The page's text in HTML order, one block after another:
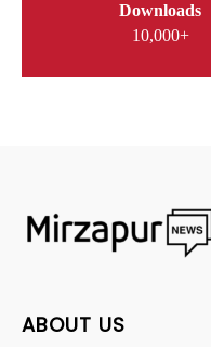
Downloads
10,000+
ABOUT US